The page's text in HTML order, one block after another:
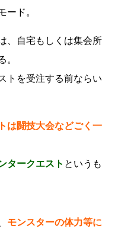
ード。
、自宅もしくは集会所
。
トを受注する前ならい
は闘技大会などごく一
タークエスト というも
モンスターの体力等に